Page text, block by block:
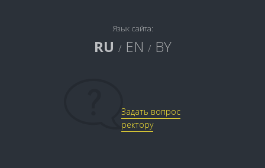
Язык сайта:
RU / EN / BY
Задать вопрос
ректору